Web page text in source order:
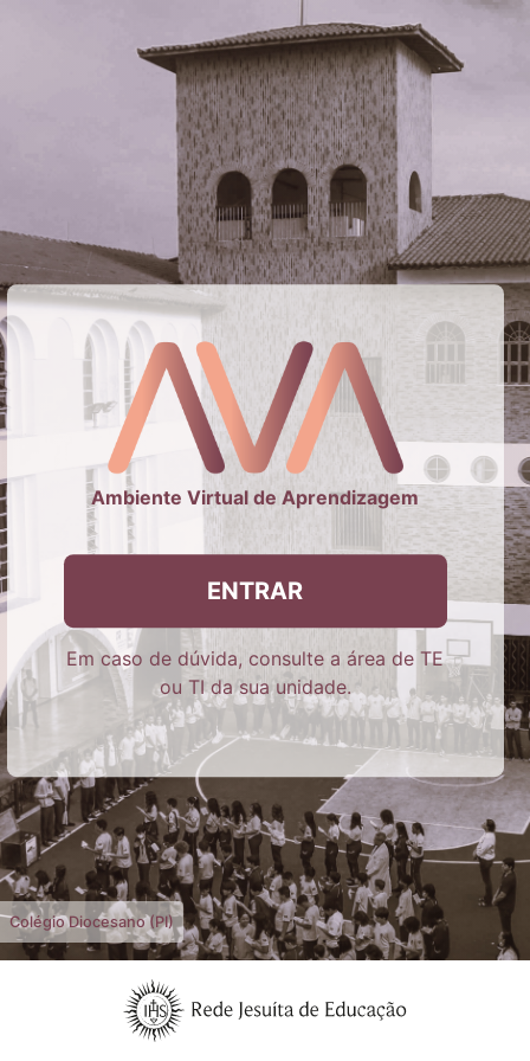
Ambiente Virtual de Aprendizagem
ENTRAR
Em caso de dúvida, consulte a área de TE
ou TI da sua unidade.
Colégio Diocesano (PI)